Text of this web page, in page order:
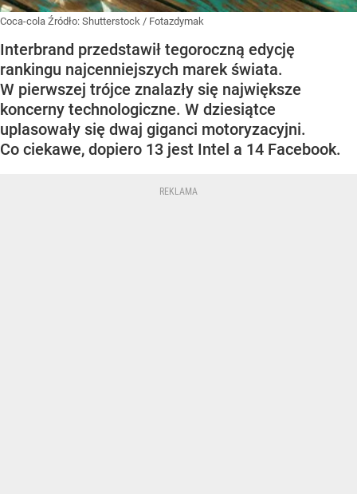
Coca-cola Źródło: Shutterstock / Fotazdymak
Interbrand przedstawił tegoroczną edycję
rankingu najcenniejszych marek świata.
W pierwszej trójce znalazły się największe
koncerny technologiczne. W dziesiątce
uplasowały się dwaj giganci motoryzacyjni.
Co ciekawe, dopiero 13 jest Intel a 14 Facebook.